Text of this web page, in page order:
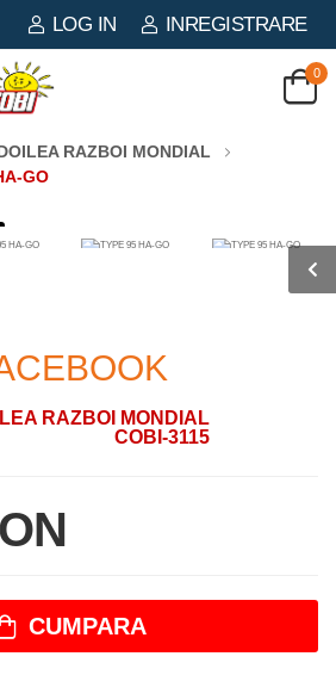
LOG IN INREGISTRARE
0
RAZBOI MONDIAL
GO
RAZBOI MONDIAL
COBI-3115
CUMPARA